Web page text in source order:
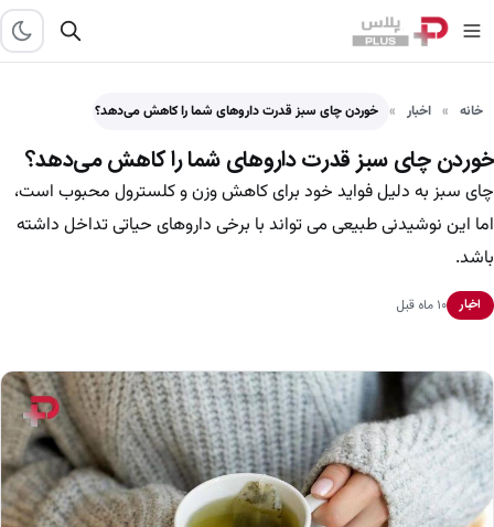
خانه اخبار خوردن چای سبز قدرت داروهای شما را کاهش می‌دهد؟
خوردن چای سبز قدرت داروهای شما را کاهش می‌دهد؟
چای سبز به دلیل فواید خود برای کاهش وزن و کلسترول محبوب است،
اما این نوشیدنی طبیعی می تواند با برخی داروهای حیاتی تداخل داشته
باشد.
اخبار ۱۰ ماه قبل